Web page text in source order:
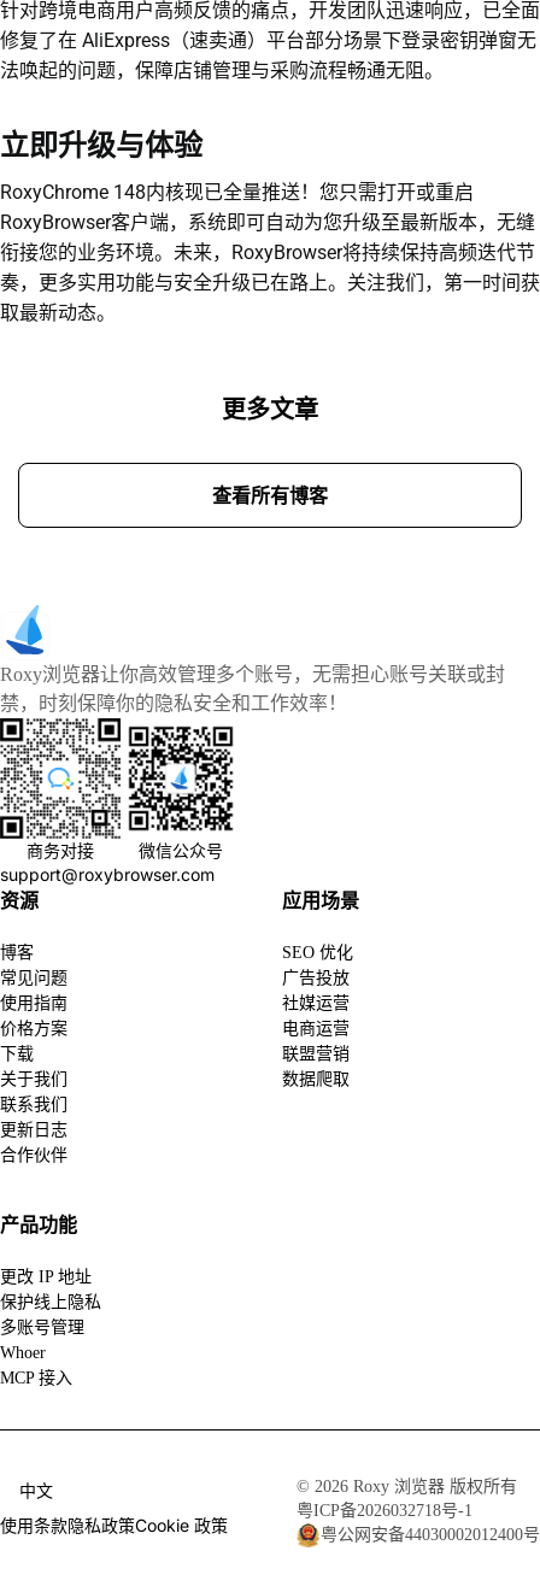
针对跨境电商用户高频反馈的痛点，开发团队迅速响应，已全面
修复了在 AliExpress（速卖通）平台部分场景下登录密钥弹窗无
法唤起的问题，保障店铺管理与采购流程畅通无阻。
立即升级与体验
RoxyChrome 148内核现已全量推送！您只需打开或重启
RoxyBrowser客户端，系统即可自动为您升级至最新版本，无缝
衔接您的业务环境。未来，RoxyBrowser将持续保持高频迭代节
奏，更多实用功能与安全升级已在路上。关注我们，第一时间获
取最新动态。
更多文章
查看所有博客
Roxy浏览器让你高效管理多个账号，无需担心账号关联或封
禁，时刻保障你的隐私安全和工作效率！
商务对接
微信公众号
support@roxybrowser.com
资源
博客
常见问题
使用指南
价格方案
下载
关于我们
联系我们
更新日志
合作伙伴
应用场景
SEO 优化
广告投放
社媒运营
电商运营
联盟营销
数据爬取
产品功能
更改 IP 地址
保护线上隐私
多账号管理
Whoer
MCP 接入
中文
使用条款隐私政策Cookie 政策
© 2026 Roxy 浏览器 版权所有
粤ICP备2026032718号-1
粤公网安备44030002012400号